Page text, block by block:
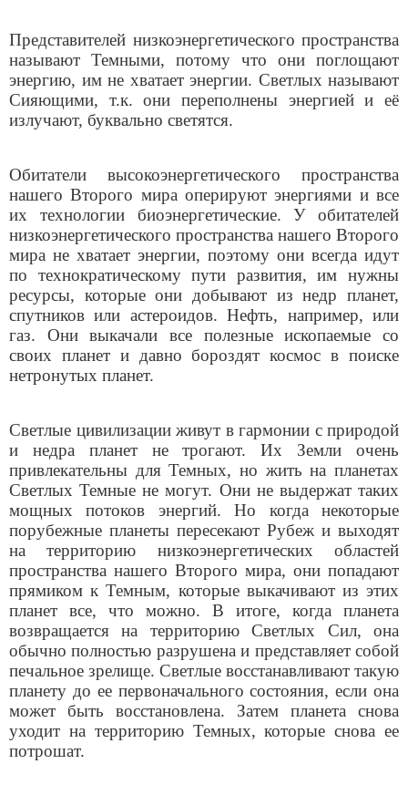
Представителей низкоэнергетического пространства
называют Темными, потому что они поглощают
энергию, им не хватает энергии. Светлых называют
Сияющими, т.к. они переполнены энергией и её
излучают, буквально светятся.
Обитатели высокоэнергетического пространства
нашего Второго мира оперируют энергиями и все
их технологии биоэнергетические. У обитателей
низкоэнергетического пространства нашего Второго
мира не хватает энергии, поэтому они всегда идут
по технократическому пути развития, им нужны
ресурсы, которые они добывают из недр планет,
спутников или астероидов. Нефть, например, или
газ. Они выкачали все полезные ископаемые со
своих планет и давно бороздят космос в поиске
нетронутых планет.
Светлые цивилизации живут в гармонии с природой
и недра планет не трогают. Их Земли очень
привлекательны для Темных, но жить на планетах
Светлых Темные не могут. Они не выдержат таких
мощных потоков энергий. Но когда некоторые
порубежные планеты пересекают Рубеж и выходят
на территорию низкоэнергетических областей
пространства нашего Второго мира, они попадают
прямиком к Темным, которые выкачивают из этих
планет все, что можно. В итоге, когда планета
возвращается на территорию Светлых Сил, она
обычно полностью разрушена и представляет собой
печальное зрелище. Светлые восстанавливают такую
планету до ее первоначального состояния, если она
может быть восстановлена. Затем планета снова
уходит на территорию Темных, которые снова ее
потрошат.